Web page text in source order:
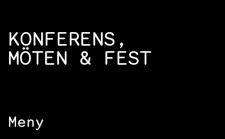
KONFERENS,
MÖTEN & FEST
Meny